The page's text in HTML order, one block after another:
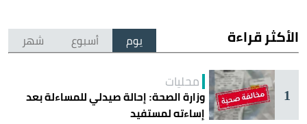
الأكثر قراءة يوم أسبوع شهر
1
محليات
وزارة الصحة: إحالة صيدلي للمساءلة بعد
إساءته لمستفيد